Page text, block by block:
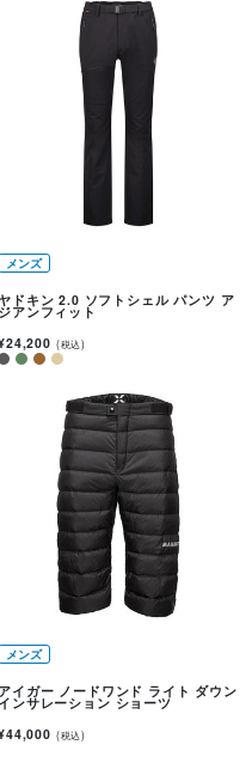
メンズ
ドキン 2.0 ソフトシェル パンツ ア
ジアンフィット
(税込)
メンズ
アイガー ノードワンド ライト ダウン
インサレーション ショーツ
(税込)